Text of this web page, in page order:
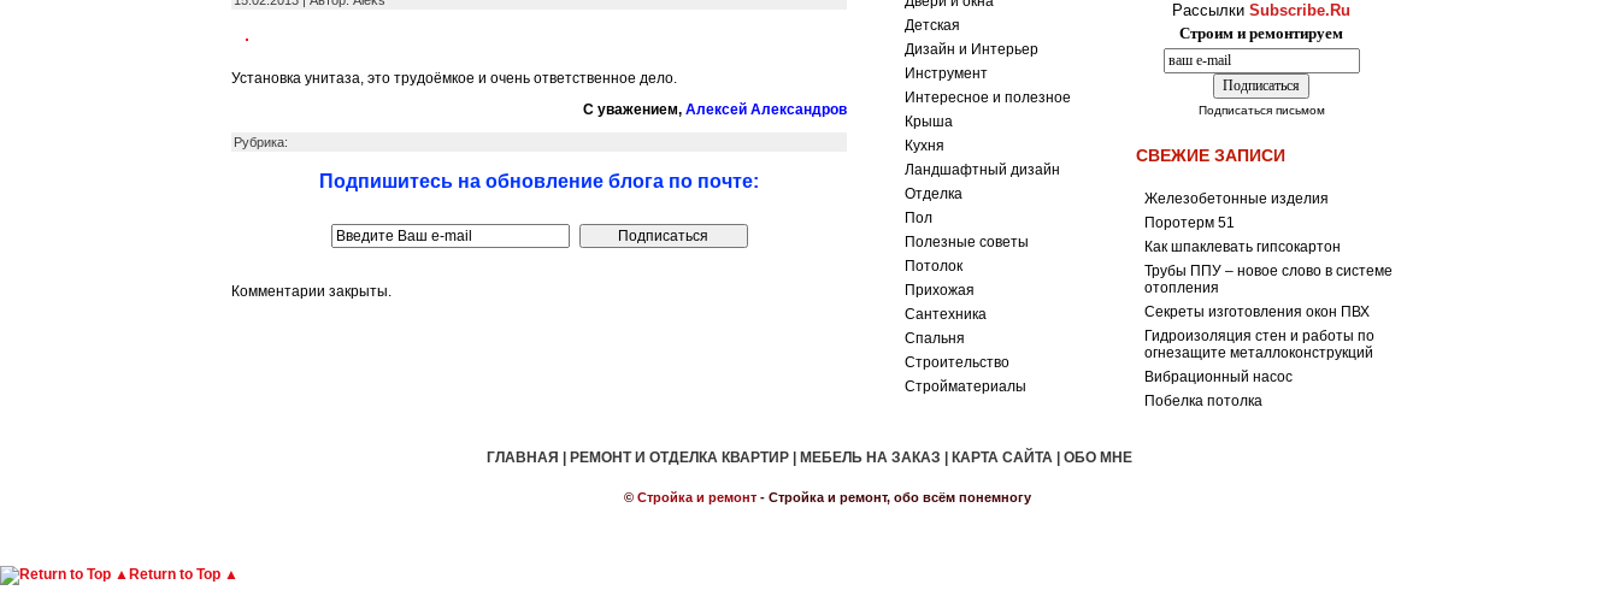
Установка унитаза, это трудоёмкое и очень ответственное дело.
С уважением, Алексей Александров
Рубрика:
Подпишитесь на обновление блога по почте:
Комментарии закрыты.
Детская
Дизайн и Интерьер
Инструмент
Интересное и полезное
Крыша
Кухня
Ландшафтный дизайн
Отделка
Пол
Полезные советы
Потолок
Прихожая
Сантехника
Спальня
Строительство
Стройматериалы
Рассылки Subscribe.Ru
Строим и ремонтируем
Подписаться письмом
СВЕЖИЕ ЗАПИСИ
Железобетонные изделия
Поротерм 51
Как шпаклевать гипсокартон
Трубы ППУ – новое слово в системе
отопления
Секреты изготовления окон ПВХ
Гидроизоляция стен и работы по
огнезащите металлоконструкций
Вибрационный насос
Побелка потолка
ГЛАВНАЯ РЕМОНТ И ОТДЕЛКА КВАРТИР МЕБЕЛЬ НА ЗАКАЗ КАРТА САЙТА ОБО МНЕ
© Стройка и ремонт- Стройка и ремонт, обо всём понемногу
Return to Top ▲